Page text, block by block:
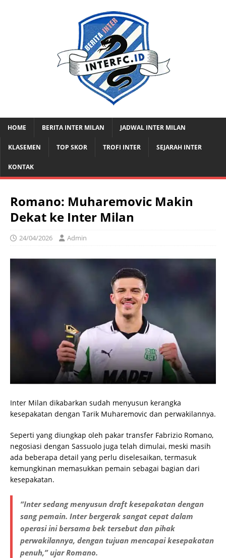
HOME BERITA INTER MILAN JADWAL INTER MILAN
KLASEMEN TOP SKOR TROFI INTER SEJARAH INTER
KONTAK
Romano: Muharemovic Makin
Dekat ke Inter Milan
24/04/2026 Admin
Inter Milan dikabarkan sudah menyusun kerangka
kesepakatan dengan Tarik Muharemovic dan perwakilannya.
Seperti yang diungkap oleh pakar transfer Fabrizio Romano,
negosiasi dengan Sassuolo juga telah dimulai, meski masih
ada beberapa detail yang perlu diselesaikan, termasuk
kemungkinan memasukkan pemain sebagai bagian dari
kesepakatan.
“Inter sedang menyusun draft kesepakatan dengan
sang pemain. Inter bergerak sangat cepat dalam
operasi ini bersama bek tersebut dan pihak
perwakilannya, dengan tujuan mencapai kesepakatan
penuh,” ujar Romano.